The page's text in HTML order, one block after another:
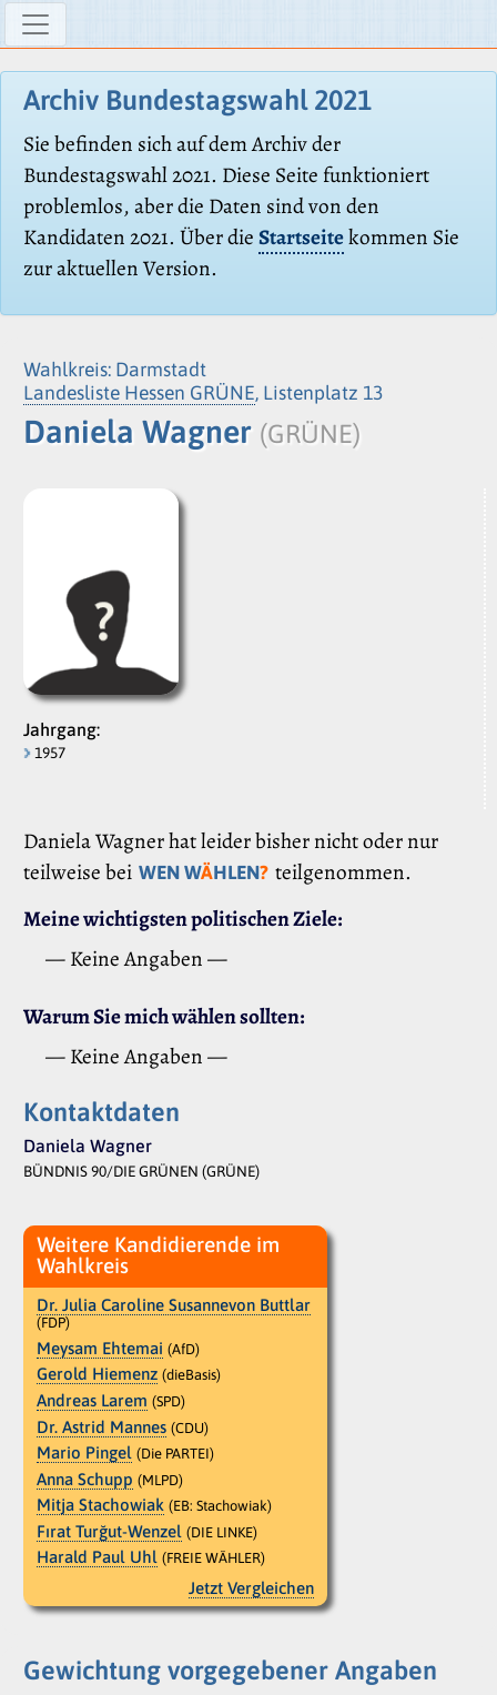
Archiv Bundestagswahl 2021
Sie befinden sich auf dem Archiv der
Bundestagswahl 2021. Diese Seite funktioniert
problemlos, aber die Daten sind von den
Kandidaten 2021. Über dieStartseitekommen Sie
zur aktuellen Version.
Wahlkreis: Darmstadt
Landesliste Hessen GRÜNE, Listenplatz 13
Daniela Wagner (GRÜNE)
Jahrgang:
1957
Daniela Wagner hat leider bisher nicht oder nur
teilweise bei WEN WÄHLEN? teilgenommen.
Meine wichtigsten politischen Ziele:
— Keine Angaben —
Warum Sie mich wählen sollten:
— Keine Angaben —
Kontaktdaten
Daniela Wagner
BÜNDNIS 90/DIE GRÜNEN (GRÜNE)
Weitere Kandidierende im
Wahlkreis
Dr. Julia Caroline Susannevon Buttlar
(FDP)
Meysam Ehtemai (AfD)
Gerold Hiemenz (dieBasis)
Andreas Larem (SPD)
Dr. Astrid Mannes (CDU)
Mario Pingel (Die PARTEI)
Anna Schupp (MLPD)
Mitja Stachowiak (EB: Stachowiak)
Fırat Turğut-Wenzel (DIE LINKE)
Harald Paul Uhl (FREIE WÄHLER)
Jetzt Vergleichen
Gewichtung vorgegebener Angaben